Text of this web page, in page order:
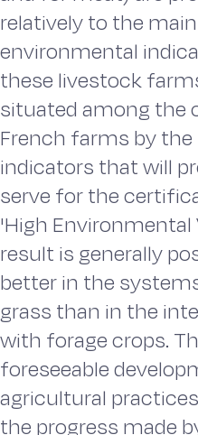
relatively to the main
environmental
these livestock
situated among the
French farms by
indicators that will
serve for the
'High Environmental
result is generally
better in the
grass than in the
with forage crops.
foreseeable
agricultural
the progress made